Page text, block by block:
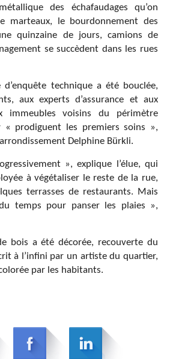
des échafaudages qu’on
marteaux, le bourdonnement des
quinzaine de jours, camions de
se succèdent dans les rues
d’enquête technique a été bouclée,
aux experts d’assurance et aux
immeubles voisins du périmètre
« prodiguent les premiers soins »,
Delphine Bürkli.
», explique l’élue, qui
à végétaliser le reste de la rue,
terrasses de restaurants. Mais
temps pour panser les plaies »,
bois a été décorée, recouverte du
à l’infini par un artiste du quartier,
par les habitants.